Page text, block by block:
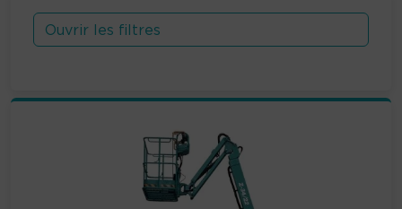
Ouvrir les filtres